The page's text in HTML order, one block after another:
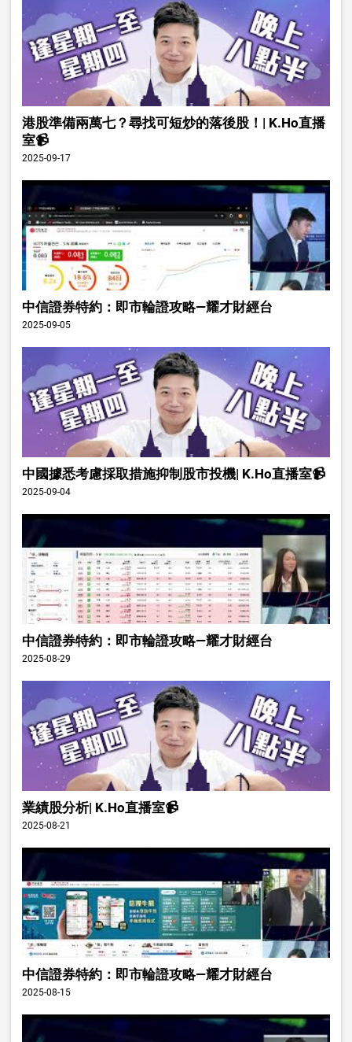
港股準備兩萬七？尋找可短炒的落後股！| K.Ho直播
室📹
2025-09-17
中信證券特約：即市輪證攻略—耀才財經台
2025-09-05
中國據悉考慮採取措施抑制股市投機| K.Ho直播室📹
2025-09-04
中信證券特約：即市輪證攻略—耀才財經台
2025-08-29
業績股分析| K.Ho直播室📹
2025-08-21
中信證券特約：即市輪證攻略—耀才財經台
2025-08-15